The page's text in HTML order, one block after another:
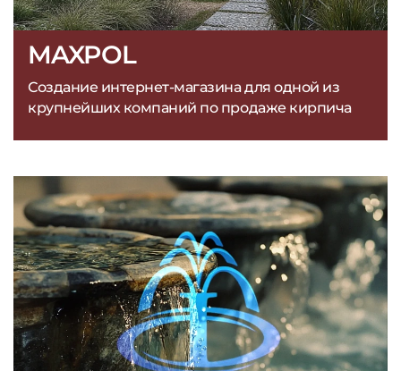
MAXPOL
Создание интернет-магазина для одной из
крупнейших компаний по продаже кирпича